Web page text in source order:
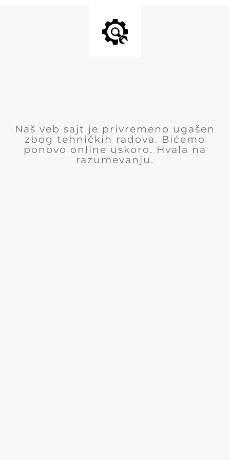
Naš veb sajt je privremeno ugašen
zbog tehničkih radova. Bićemo
ponovo online uskoro. Hvala na
razumevanju.